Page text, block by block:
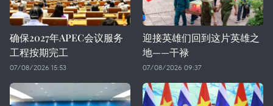
确保2027年APEC会议服务
工程按期完工
07/08/2026 15:53
迎接英雄们回到这片英雄之
地——干禄
07/08/2026 09:37